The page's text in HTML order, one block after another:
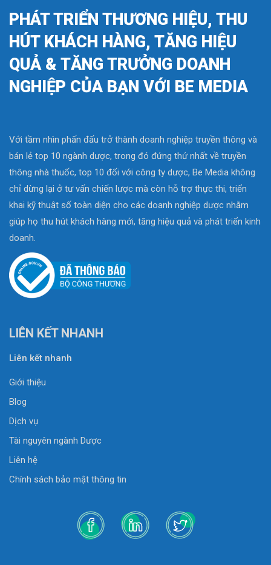
PHÁT TRIỂN THƯƠNG HIỆU, THU
HÚT KHÁCH HÀNG, TĂNG HIỆU
QUẢ & TĂNG TRƯỞNG DOANH
NGHIỆP CỦA BẠN VỚI BE MEDIA
Với tầm nhìn phấn đấu trở thành doanh nghiệp truyền thông và
bán lẻ top 10 ngành dược, trong đó đứng thứ nhất về truyền
thông nhà thuốc, top 10 đối với công ty dược, Be Media không
chỉ dừng lại ở tư vấn chiến lược mà còn hỗ trợ thực thi, triển
khai kỹ thuật số toàn diện cho các doanh nghiệp dược nhằm
giúp họ thu hút khách hàng mới, tăng hiệu quả và phát triển kinh
doanh.
LIÊN KẾT NHANH
Liên kết nhanh
Giới thiệu
Blog
Dịch vụ
Tài nguyên ngành Dược
Liên hệ
Chính sách bảo mật thông tin